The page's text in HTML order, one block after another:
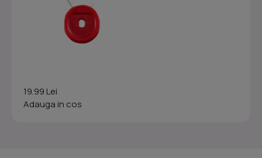
19.99 Lei
Adauga in cos